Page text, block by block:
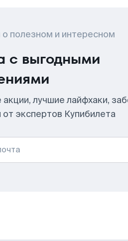
полезном и интересном
с выгодными
лучшие лайфхаки,
экспертов Купибилета